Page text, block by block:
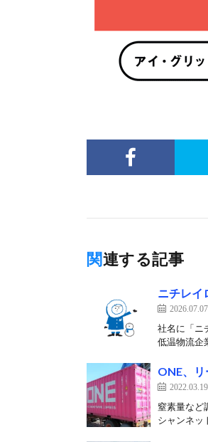
関連する記事
ニチレイ
2026.07.07
社名に「ニ
低温物流企
ONE、
2022.03.19
窒素量など
シャンネッ